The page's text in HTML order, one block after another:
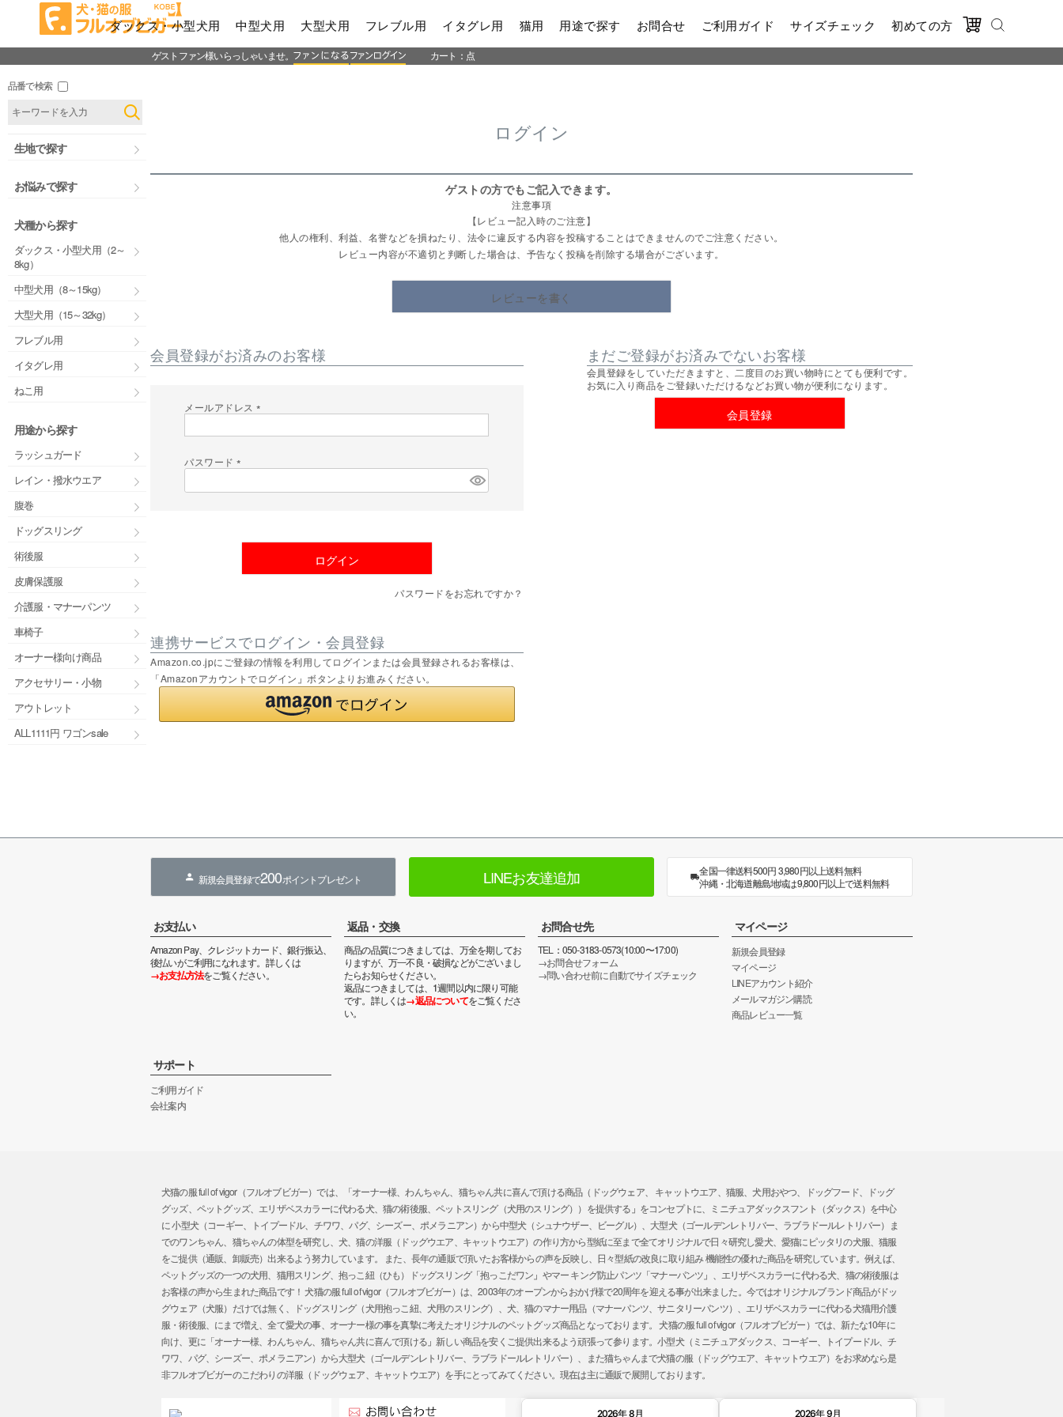
ダックス・小型犬用 中型犬用 大型犬用 フレブル用 イタグレ用 猫用 用途で探す お問合せ ご利用ガイド サイズチェック 初めての方
ゲストファン様いらっしゃいませ。 カート： 点
品番で検索
生地で探す
お悩みで探す
犬種から探す
ダックス・小型犬用（2～
8kg）
中型犬用（8～15kg）
大型犬用（15～32kg）
フレブル用
イタグレ用
ねこ用
用途から探す
ラッシュガード
レイン・撥水ウエア
腹巻
ドッグスリング
術後服
皮膚保護服
介護服・マナーパンツ
車椅子
オーナー様向け商品
アクセサリー・小物
アウトレット
ALL1111円 ワゴンsale
ログイン
ゲストの方でもご記入できます。
注意事項
【レビュー記入時のご注意】
他人の権利、利益、名誉などを損ねたり、法令に違反する内容を投稿することはできませんのでご注意ください。
レビュー内容が不適切と判断した場合は、予告なく投稿を削除する場合がございます。
レビューを書く
会員登録がお済みのお客様
メールアドレス
必
パスワード
必
ログイン
パスワードをお忘れですか？
連携サービスでログイン・会員登録
Amazon.co.jpにご登録の情報を利用してログインまたは会員登録されるお客様は、
「Amazonアカウントでログイン」ボタンよりお進みください。
まだご登録がお済みでないお客様
会員登録をしていただきますと、二度目のお買い物時にとても便利です。
お気に入り商品をご登録いただけるなどお買い物が便利になります。
会員登録
新規会員登録で200ポイントプレゼント LINEお友達追加
全国一律送料500円 3,980円以上送料無料
沖縄・北海道離島地域は9,800円以上で送料無料
お支払い
Amazon Pay、クレジットカード、銀行振込、
後払いがご利用になれます。詳しくは
→お支払方法をご覧ください。
返品・交換
商品の品質につきましては、万全を期してお
りますが、万一不良・破損などがございまし
たらお知らせください。
返品につきましては、1週間以内に限り可能
です。詳しくは→返品についてをご覧くださ
い。
お問合せ先
TEL：050-3183-0573(10:00〜17:00)
→お問合せフォーム
→問い合わせ前に自動でサイズチェック
マイページ
新規会員登録
マイページ
LINEアカウント紹介
メールマガジン購読
商品レビュー一覧
サポート
ご利用ガイド
会社案内
犬猫の服 full of vigor（フルオブビガー）では、「オーナー様、わんちゃん、猫ちゃん共に喜んで頂ける商品（ドッグウェア、 キャットウエア、猫服、犬用おやつ、ドッグフード、ドッグ
グッズ、ペットグッズ、エリザベスカラーに代わる犬、猫の術後服、ペットスリング（犬用のスリング））を提供する」をコンセプトに、ミニチュアダックスフント（ダックス）を中心
に 小型犬（コーギー、トイプードル、チワワ、パグ、シーズー、ポメラニアン）から中型犬（シュナウザー、ビーグル）、大型犬（ゴールデンレトリバー、ラブラドールレトリバー）ま
でのワンちゃん、猫ちゃんの体型を研究し、犬、猫の洋服（ドッグウエア、キャットウエア）の作り方から型紙に至まで全てオリジナルで日々研究し愛犬、愛猫にピッタリの犬服、猫服
をご提供（通販、卸販売）出来るよう努力しています。 また、長年の通販で頂いたお客様からの声を反映し、日々型紙の改良に取り組み 機能性の優れた商品を研究しています。例えば、
ペットグッズの一つの犬用、猫用スリング、抱っこ紐（ひも）ドッグスリング「抱っこだワン」やマー キング防止パンツ「マナーパンツ」、エリザベスカラーに代わる犬、猫の術後服は
お客様の声から生まれた商品です！ 犬猫の服 full of vigor（フルオブビガー）は、2003年のオープンからおかげ様で20周年を迎える事が出来ました。今ではオリジナルブランド商品がドッ
グウェア（犬服）だけでは無く、ドッグスリング（犬用抱っこ紐、犬用のスリング）、犬、猫のマナー用品（マナーパンツ、サニタリーパンツ）、エリザベスカラーに代わる犬猫用介護
服・術後服、にまで増え、全て愛犬の事、オーナー様の事を真摯に考えたオリジナルのペットグッズ商品となっております。 犬猫の服 full of vigor（フルオブビガー）では、新たな10年に
向け、更に「オーナー様、わんちゃん、猫ちゃん共に喜んで頂ける」新しい商品を安くご提供出来るよう頑張って参ります。小型犬（ミニチュアダックス、コーギー、トイプードル、チ
ワワ、パグ、シーズー、ポメラニアン）から大型犬（ゴールデンレトリバー、ラブラドールレトリバー）、また猫ちゃんまで犬猫の服（ドッグウエア、キャットウエア）をお求めなら是
非フルオブビガーのこだわりの洋服（ドッグウェア、キャットウエア）を手にとってみてください。現在は主に通販で展開しております。
2026年 8月 2026年 9月